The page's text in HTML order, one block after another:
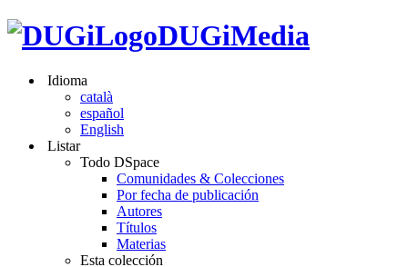
DUGiMedia
Idioma
català
español
English
Listar
Todo DSpace
Comunidades & Colecciones
Por fecha de publicación
Autores
Títulos
Materias
Esta colección